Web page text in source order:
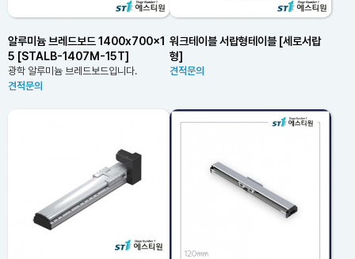
알루미늄 브레드보드 1400x700x1
5 [STALB-1407M-15T]
광학 알루미늄 브레드보드입니다.
견적문의
워크테이블 서랍형테이블 [세로서랍
형]
견적문의